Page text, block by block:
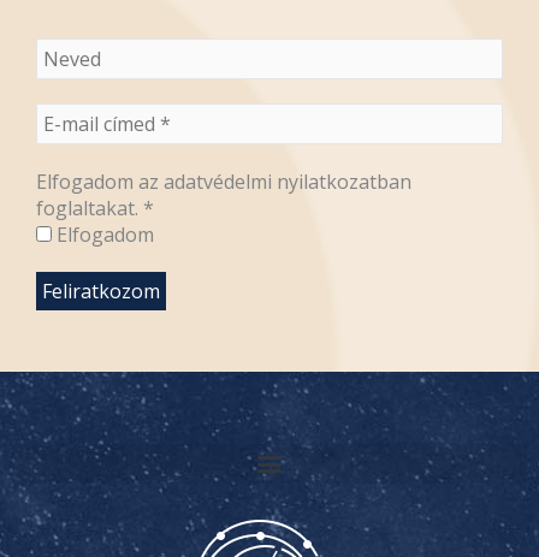
Elfogadom az adatvédelmi nyilatkozatban
foglaltakat. *
Elfogadom